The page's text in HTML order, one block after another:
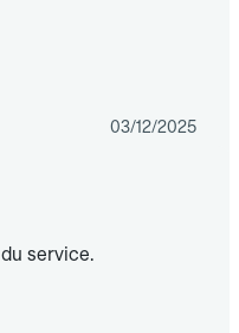
03/12/2025
service.